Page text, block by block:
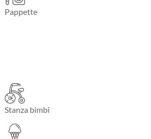
Pappette
Stanza bimbi